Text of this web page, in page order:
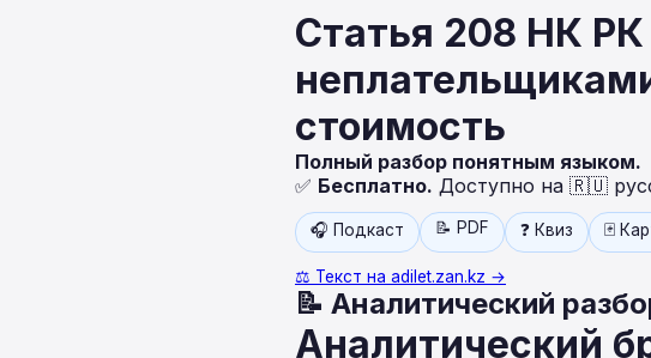
Статья 208 НК
стоимость
Полный разбор понятным языком.
✅ Бесплатно. Доступно на 🇷🇺
🎧 Подкаст 📝 PDF ❓ Квиз 🃏
⚖️ Текст на adilet.zan.kz →
📝 Аналитический
Аналитический